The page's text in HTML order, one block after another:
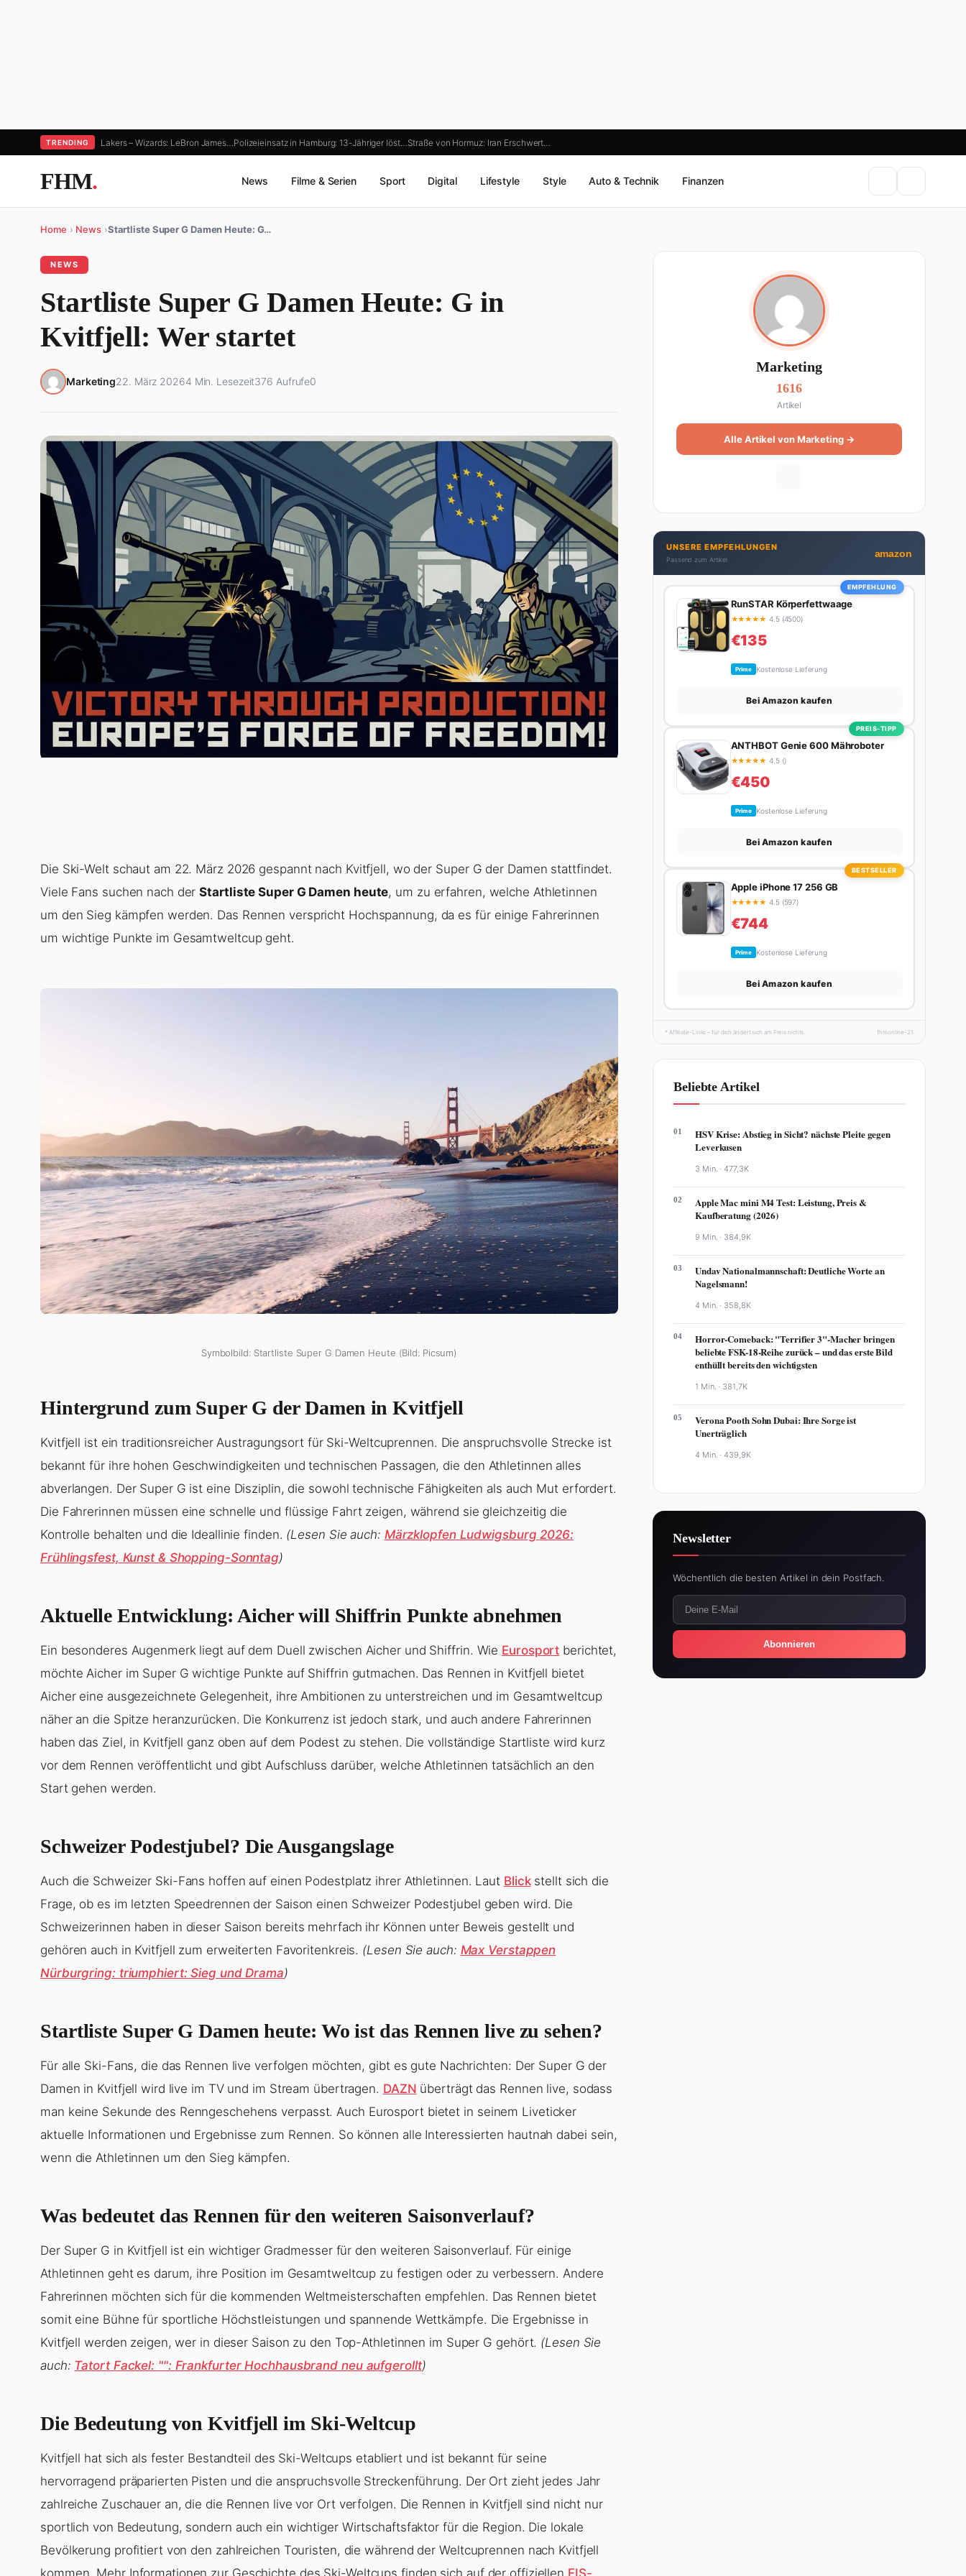
TRENDING Lakers – Wizards: LeBron James… Polizeieinsatz in Hamburg: 13-Jähriger löst… Straße von Hormuz: Iran Erschwert…
FHM. News Filme & Serien Sport Digital Lifestyle Style Auto & Technik Finanzen
Home › News ›Startliste Super G Damen Heute: G…
NEWS
Startliste Super G Damen Heute: G in
Kvitfjell: Wer startet
Marketing22. März 20264 Min. Lesezeit376 Aufrufe0
Die Ski-Welt schaut am 22. März 2026 gespannt nach Kvitfjell, wo der Super G der Damen stattfindet.
Viele Fans suchen nach derStartliste Super G Damen heute, um zu erfahren, welche Athletinnen
um den Sieg kämpfen werden. Das Rennen verspricht Hochspannung, da es für einige Fahrerinnen
um wichtige Punkte im Gesamtweltcup geht.
Symbolbild: Startliste Super G Damen Heute (Bild: Picsum)
Hintergrund zum Super G der Damen in Kvitfjell
Kvitfjell ist ein traditionsreicher Austragungsort für Ski-Weltcuprennen. Die anspruchsvolle Strecke ist
bekannt für ihre hohen Geschwindigkeiten und technischen Passagen, die den Athletinnen alles
abverlangen. Der Super G ist eine Disziplin, die sowohl technische Fähigkeiten als auch Mut erfordert.
Die Fahrerinnen müssen eine schnelle und flüssige Fahrt zeigen, während sie gleichzeitig die
Kontrolle behalten und die Ideallinie finden. (Lesen Sie auch: Märzklopfen Ludwigsburg 2026:
Frühlingsfest, Kunst & Shopping-Sonntag)
Aktuelle Entwicklung: Aicher will Shiffrin Punkte abnehmen
Ein besonderes Augenmerk liegt auf dem Duell zwischen Aicher und Shiffrin. Wie Eurosport berichtet,
möchte Aicher im Super G wichtige Punkte auf Shiffrin gutmachen. Das Rennen in Kvitfjell bietet
Aicher eine ausgezeichnete Gelegenheit, ihre Ambitionen zu unterstreichen und im Gesamtweltcup
näher an die Spitze heranzurücken. Die Konkurrenz ist jedoch stark, und auch andere Fahrerinnen
haben das Ziel, in Kvitfjell ganz oben auf dem Podest zu stehen. Die vollständige Startliste wird kurz
vor dem Rennen veröffentlicht und gibt Aufschluss darüber, welche Athletinnen tatsächlich an den
Start gehen werden.
Schweizer Podestjubel? Die Ausgangslage
Auch die Schweizer Ski-Fans hoffen auf einen Podestplatz ihrer Athletinnen. Laut Blickstellt sich die
Frage, ob es im letzten Speedrennen der Saison einen Schweizer Podestjubel geben wird. Die
Schweizerinnen haben in dieser Saison bereits mehrfach ihr Können unter Beweis gestellt und
gehören auch in Kvitfjell zum erweiterten Favoritenkreis. (Lesen Sie auch: Max Verstappen
Nürburgring: triumphiert: Sieg und Drama)
Startliste Super G Damen heute: Wo ist das Rennen live zu sehen?
Für alle Ski-Fans, die das Rennen live verfolgen möchten, gibt es gute Nachrichten: Der Super G der
Damen in Kvitfjell wird live im TV und im Stream übertragen. DAZN überträgt das Rennen live, sodass
man keine Sekunde des Renngeschehens verpasst. Auch Eurosport bietet in seinem Liveticker
aktuelle Informationen und Ergebnisse zum Rennen. So können alle Interessierten hautnah dabei sein,
wenn die Athletinnen um den Sieg kämpfen.
Was bedeutet das Rennen für den weiteren Saisonverlauf?
Der Super G in Kvitfjell ist ein wichtiger Gradmesser für den weiteren Saisonverlauf. Für einige
Athletinnen geht es darum, ihre Position im Gesamtweltcup zu festigen oder zu verbessern. Andere
Fahrerinnen möchten sich für die kommenden Weltmeisterschaften empfehlen. Das Rennen bietet
somit eine Bühne für sportliche Höchstleistungen und spannende Wettkämpfe. Die Ergebnisse in
Kvitfjell werden zeigen, wer in dieser Saison zu den Top-Athletinnen im Super G gehört. (Lesen Sie
auch: Tatort Fackel: "": Frankfurter Hochhausbrand neu aufgerollt)
Die Bedeutung von Kvitfjell im Ski-Weltcup
Kvitfjell hat sich als fester Bestandteil des Ski-Weltcups etabliert und ist bekannt für seine
hervorragend präparierten Pisten und die anspruchsvolle Streckenführung. Der Ort zieht jedes Jahr
zahlreiche Zuschauer an, die die Rennen live vor Ort verfolgen. Die Rennen in Kvitfjell sind nicht nur
sportlich von Bedeutung, sondern auch ein wichtiger Wirtschaftsfaktor für die Region. Die lokale
Bevölkerung profitiert von den zahlreichen Touristen, die während der Weltcuprennen nach Kvitfjell
kommen. Mehr Informationen zur Geschichte des Ski-Weltcups finden sich auf der offiziellen FIS-
Marketing
1616
Artikel
Alle Artikel von Marketing →
UNSERE EMPFEHLUNGEN
Passend zum Artikel
amazon
EMPFEHLUNG
RunSTAR Körperfettwaage
★★★★★ 4.5 (4500)
€135
Prime Kostenlose Lieferung
Bei Amazon kaufen
PREIS-TIPP
ANTHBOT Genie 600 Mähroboter
★★★★★ 4.5 ()
€450
Prime Kostenlose Lieferung
Bei Amazon kaufen
BESTSELLER
Apple iPhone 17 256 GB
★★★★★ 4.5 (597)
€744
Prime Kostenlose Lieferung
Bei Amazon kaufen
* Affiliate-Links – für dich ändert sich am Preis nichts. fhmonline-21
Beliebte Artikel
01
HSV Krise: Abstieg in Sicht? nächste Pleite gegen
Leverkusen
3 Min. ·477,3K
02
Apple Mac mini M4 Test: Leistung, Preis &
Kaufberatung (2026)
9 Min. · 384,9K
03
Undav Nationalmannschaft: Deutliche Worte an
Nagelsmann!
4 Min. · 358,8K
04
Horror-Comeback: "Terrifier 3"-Macher bringen
beliebte FSK-18-Reihe zurück – und das erste Bild
enthüllt bereits den wichtigsten
1 Min. · 381,7K
05
Verona Pooth Sohn Dubai: Ihre Sorge ist
Unerträglich
4 Min. ·439,9K
Newsletter
Wöchentlich die besten Artikel in dein Postfach.
Abonnieren